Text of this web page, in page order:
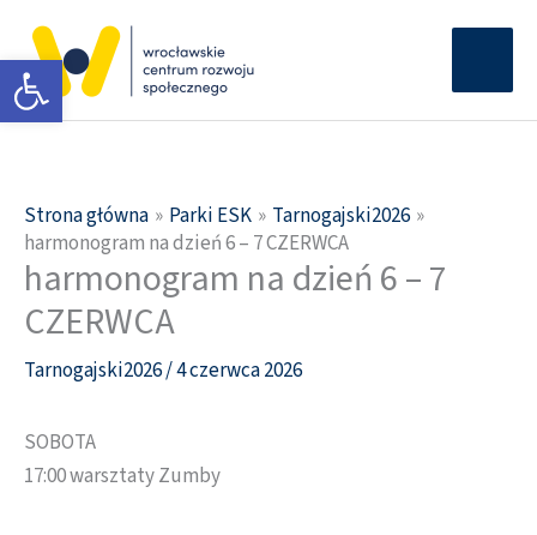
Otwórz pasek narzędzi
treści
Strona główna Parki ESK
Tarnogajski2026
harmonogram na dzień 6 – 7 CZERWCA
harmonogram na dzień 6 – 7
CZERWCA
Tarnogajski2026/4 czerwca 2026
SOBOTA
17:00 warsztaty Zumby